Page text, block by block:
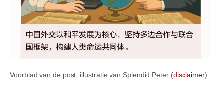
Voorblad van de post; illustratie van Splendid Peter (disclaimer)